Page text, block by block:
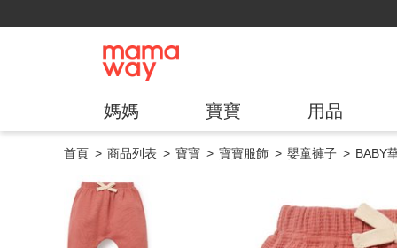
媽媽 寶寶 用品
首頁 商品列表 寶寶 寶寶服飾 嬰童褲子 BABY